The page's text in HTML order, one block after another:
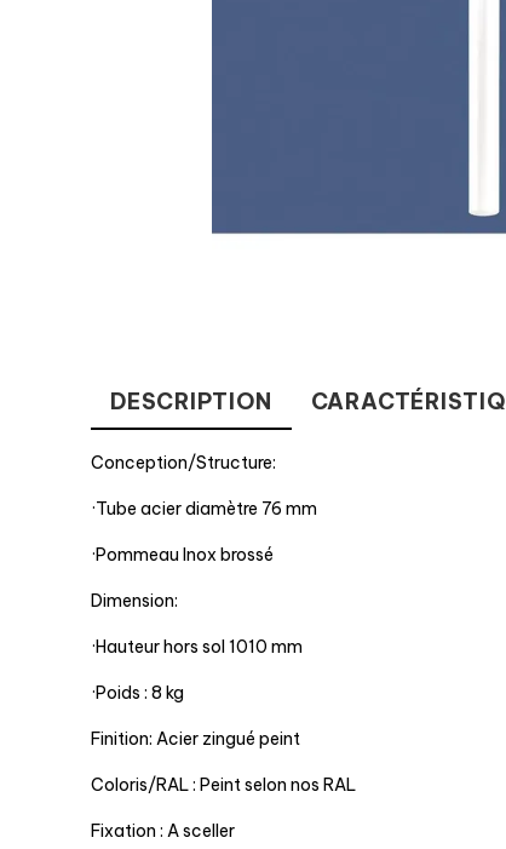
DESCRIPTION
Conception/Structure:
·Tube acier diamètre 76 mm
·Pommeau Inox brossé
Dimension:
·Hauteur hors sol 1010 mm
·Poids : 8 kg
Finition: Acier zingué peint
Coloris/RAL : Peint selon nos RAL
Fixation : A sceller